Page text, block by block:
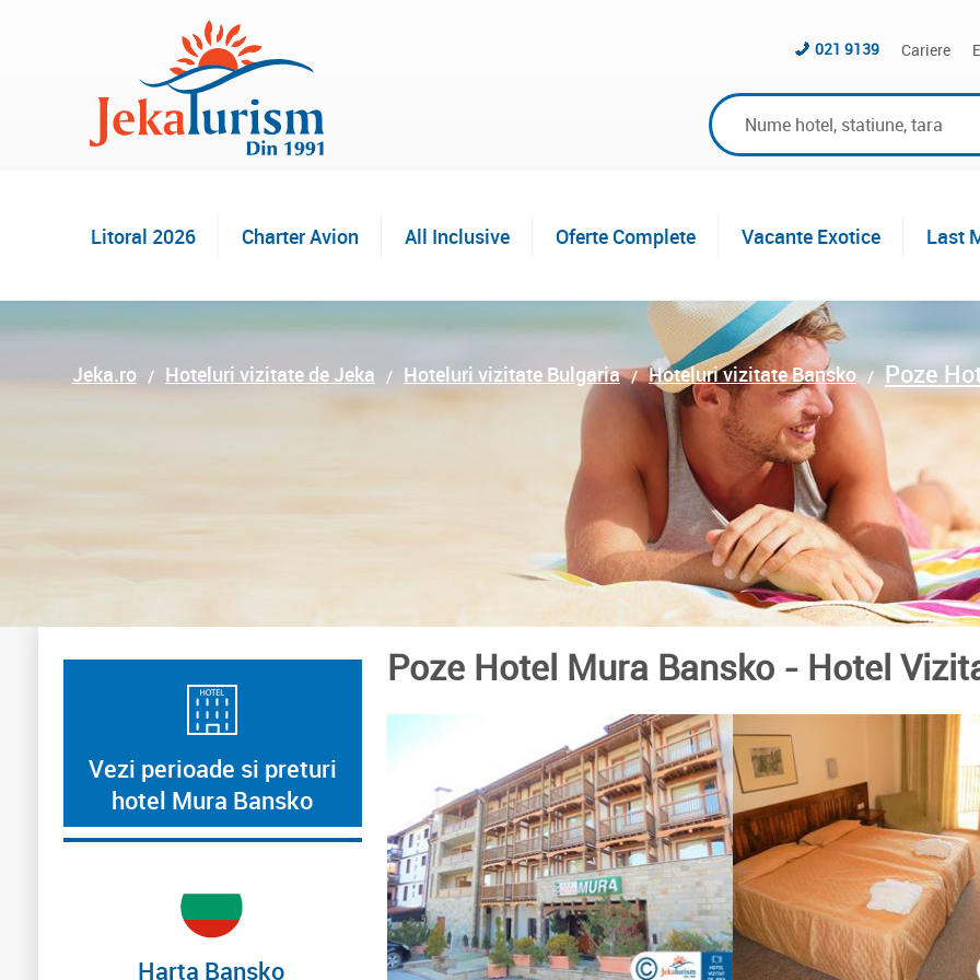
Cariere
021 9139
Litoral 2026 Charter Avion All Inclusive Oferte Complete Vacante Exotice Last
Jeka.ro Hoteluri vizitate de Jeka Hoteluri vizitate Bulgaria Hoteluri vizitate Bansko Poze
Poze Hotel Mura Bansko - Hotel
Vezi perioade si preturi
hotel Mura Bansko
Harta Bansko